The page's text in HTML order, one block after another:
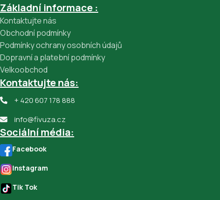
Základní informace :
Kontaktujte nás
Obchodní podmínky
Podmínky ochrany osobních údajů
Dopravní a platební podmínky
Velkoobchod
Kontaktujte nás:
+ 420 607 178 888
info@fivuza.cz
Sociální média:
Facebook
Instagram
Tik Tok